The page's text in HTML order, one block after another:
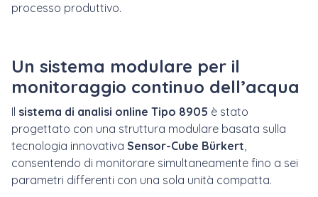
processo produttivo.
Un sistema modulare per il
monitoraggio continuo dell’acqua
Il sistema di analisi online Tipo 8905 è stato
progettato con una struttura modulare basata sulla
tecnologia innovativa Sensor-Cube Bürkert,
consentendo di monitorare simultaneamente fino a sei
parametri differenti con una sola unità compatta.